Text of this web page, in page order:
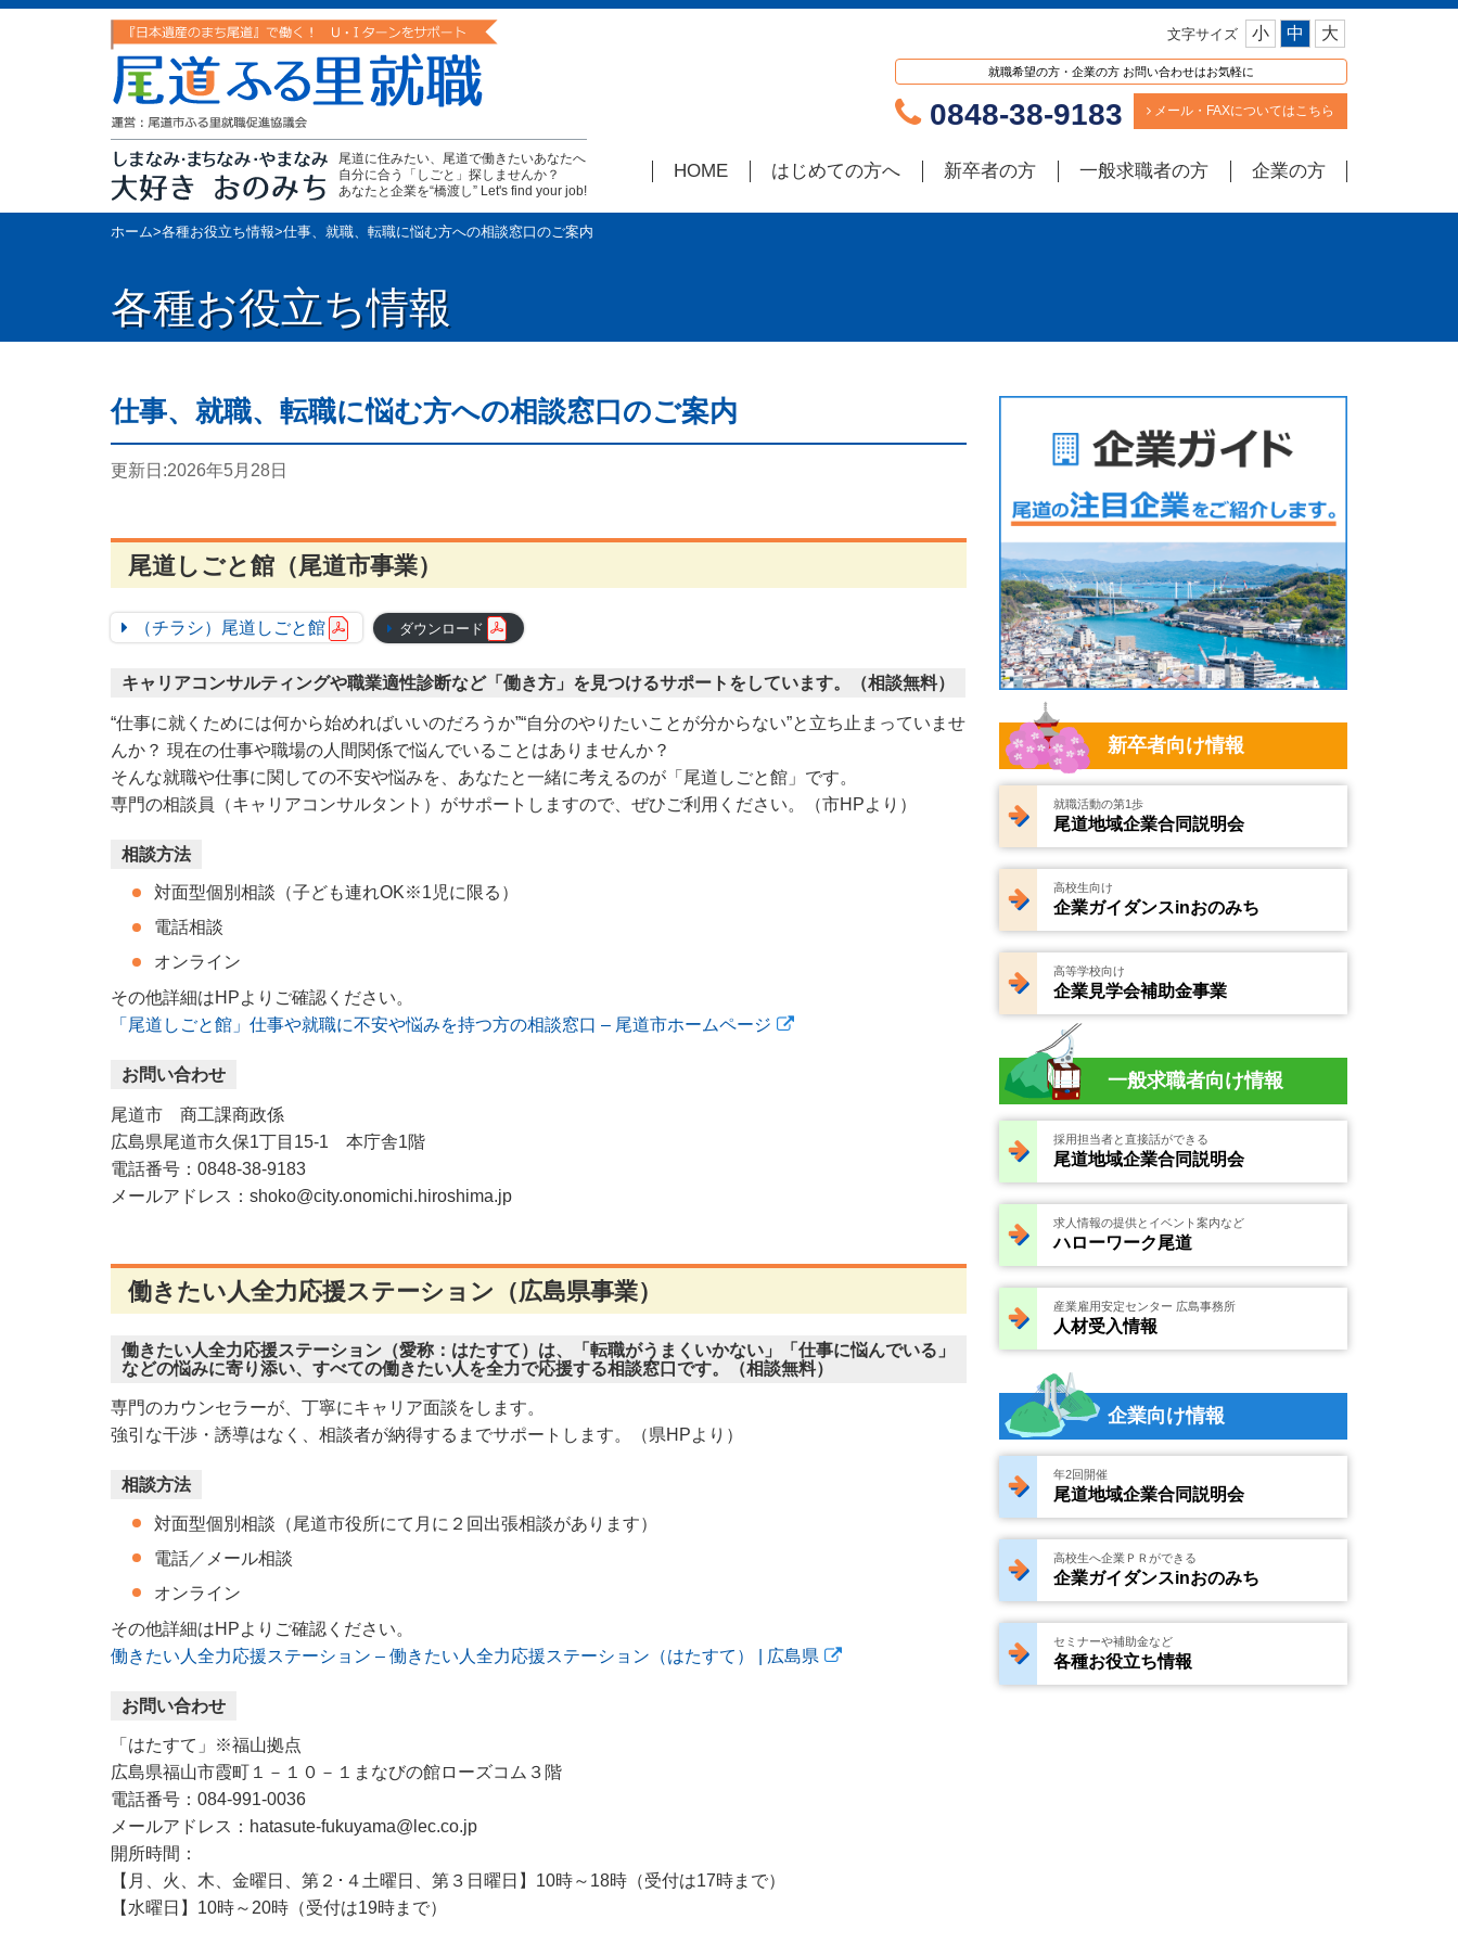
尾道に住みたい、尾道で働きたいあなたへ
自分に合う「しごと」探しませんか？
あなたと企業を“橋渡し” Let's find your job!
文字サイズ 小 中 大
就職希望の方・企業の方 お問い合わせはお気軽に
0848-38-9183 メール・FAXについてはこちら
HOME はじめての方へ 新卒者の方 一般求職者の方 企業の方
ホーム>各種お役立ち情報>仕事、就職、転職に悩む方への相談窓口のご案内
各種お役立ち情報
仕事、就職、転職に悩む方への相談窓口のご案内
更新日:2026年5月28日
尾道しごと館（尾道市事業）
（チラシ）尾道しごと館 ダウンロード
キャリアコンサルティングや職業適性診断など「働き方」を見つけるサポートをしています。 （相談無料）
“仕事に就くためには何から始めればいいのだろうか”“自分のやりたいことが分からない”と立ち止まっていませ
んか？ 現在の仕事や職場の人間関係で悩んでいることはありませんか？
そんな就職や仕事に関しての不安や悩みを、あなたと一緒に考えるのが「尾道しごと館」です。
専門の相談員（キャリアコンサルタント）がサポートしますので、ぜひご利用ください。（市HPより）
相談方法
対面型個別相談（子ども連れOK※1児に限る）
電話相談
オンライン
その他詳細はHPよりご確認ください。
「尾道しごと館」仕事や就職に不安や悩みを持つ方の相談窓口 – 尾道市ホームページ
お問い合わせ
尾道市 商工課商政係
広島県尾道市久保1丁目15-1 本庁舎1階
電話番号：0848-38-9183
メールアドレス：shoko@city.onomichi.hiroshima.jp
働きたい人全力応援ステーション（広島県事業）
働きたい人全力応援ステーション（愛称：はたすて）は、「転職がうまくいかない」「仕事に悩んでいる」
などの悩みに寄り添い、すべての働きたい人を全力で応援する相談窓口です。（相談無料）
専門のカウンセラーが、丁寧にキャリア面談をします。
強引な干渉・誘導はなく、相談者が納得するまでサポートします。（県HPより）
相談方法
対面型個別相談（尾道市役所にて月に２回出張相談があります）
電話／メール相談
オンライン
その他詳細はHPよりご確認ください。
働きたい人全力応援ステーション – 働きたい人全力応援ステーション（はたすて） | 広島県
お問い合わせ
「はたすて」※福山拠点
広島県福山市霞町１－１０－１まなびの館ローズコム３階
電話番号：084-991-0036
メールアドレス：hatasute-fukuyama@lec.co.jp
開所時間​：
【月、火、木、金曜日、第２･４土曜日、第３日曜日】10時～18時（受付は17時まで）
【水曜日】10時～20時（受付は19時まで）​
新卒者向け情報
就職活動の第1歩
尾道地域企業合同説明会
高校生向け
企業ガイダンスinおのみち
高等学校向け
企業見学会補助金事業
一般求職者向け情報
採用担当者と直接話ができる
尾道地域企業合同説明会
求人情報の提供とイベント案内など
ハローワーク尾道
産業雇用安定センター 広島事務所
人材受入情報
企業向け情報
年2回開催
尾道地域企業合同説明会
高校生へ企業ＰＲができる
企業ガイダンスinおのみち
セミナーや補助金など
各種お役立ち情報